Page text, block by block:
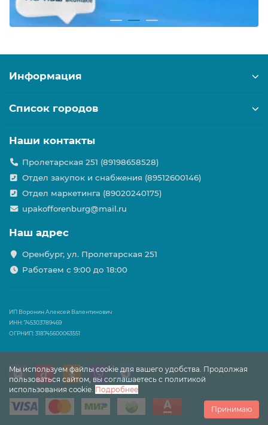
Мы используем файлы cookie для вашего удобства. Продолжая
пользоваться сайтом, вы соглашаетесь с политикой
использования cookie. Подробнее
Принимаю
Информация
Список городов
Наши контакты
Пролетарская 251 (89198658528)
Отдел закупок и снабжения (89512600146)
Отдел маркетинга (89020240175)
upakofforenburg@mail.ru
Наш адрес
Оренбург, ул. Пролетарская 251
Работаем с 9:00 до 18:00
ИП Воронин Алексей Валентинович
ИНН: 745303789469
ОГРНИП: 318745600063551